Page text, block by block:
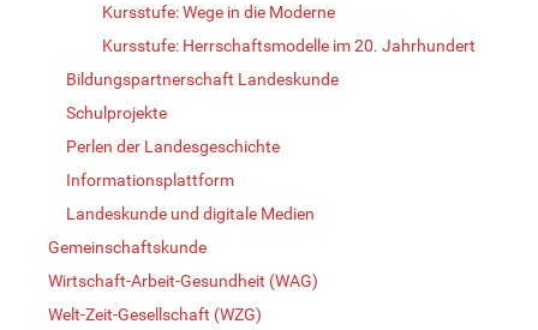
Kursstufe: Wege in die Moderne
Kursstufe: Herrschaftsmodelle im 20. Jahrhundert
Bildungspartnerschaft Landeskunde
Schulprojekte
Perlen der Landesgeschichte
Informationsplattform
Landeskunde und digitale Medien
Gemeinschaftskunde
Wirtschaft-Arbeit-Gesundheit (WAG)
Welt-Zeit-Gesellschaft (WZG)